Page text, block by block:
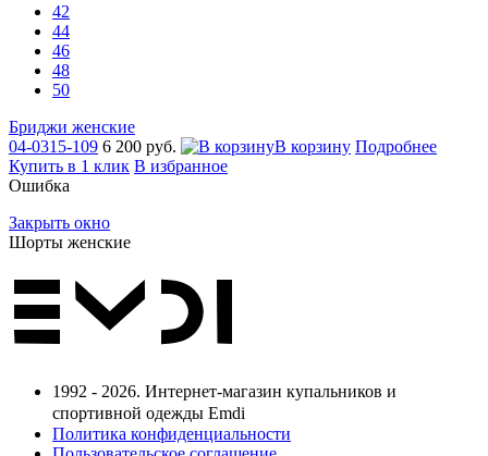
42
44
46
48
50
Бриджи женские
04-0315-109 6 200 руб. В корзину Подробнее
Купить в 1 клик В избранное
Ошибка
Закрыть окно
Шорты женские
1992 - 2026. Интернет-магазин купальников и
спортивной одежды Emdi
Политика конфиденциальности